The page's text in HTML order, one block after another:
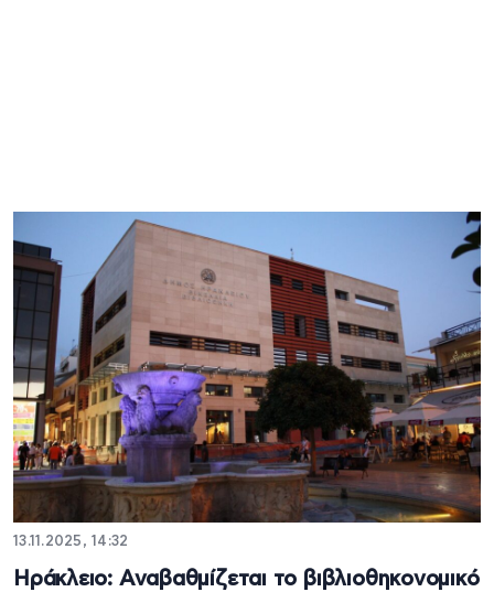
13.11.2025, 14:32
Ηράκλειο: Αναβαθμίζεται το βιβλιοθηκονομικό